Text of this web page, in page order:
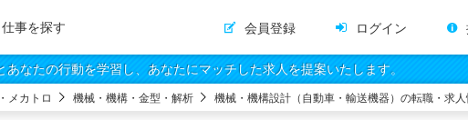
仕事を探す 会員登録 ログイン
あなたの行動を学習し、あなたにマッチした求人を提案いたします。
メカトロ 機械・機構・金型・解析 機械・機構設計（自動車・輸送機器）の転職・求